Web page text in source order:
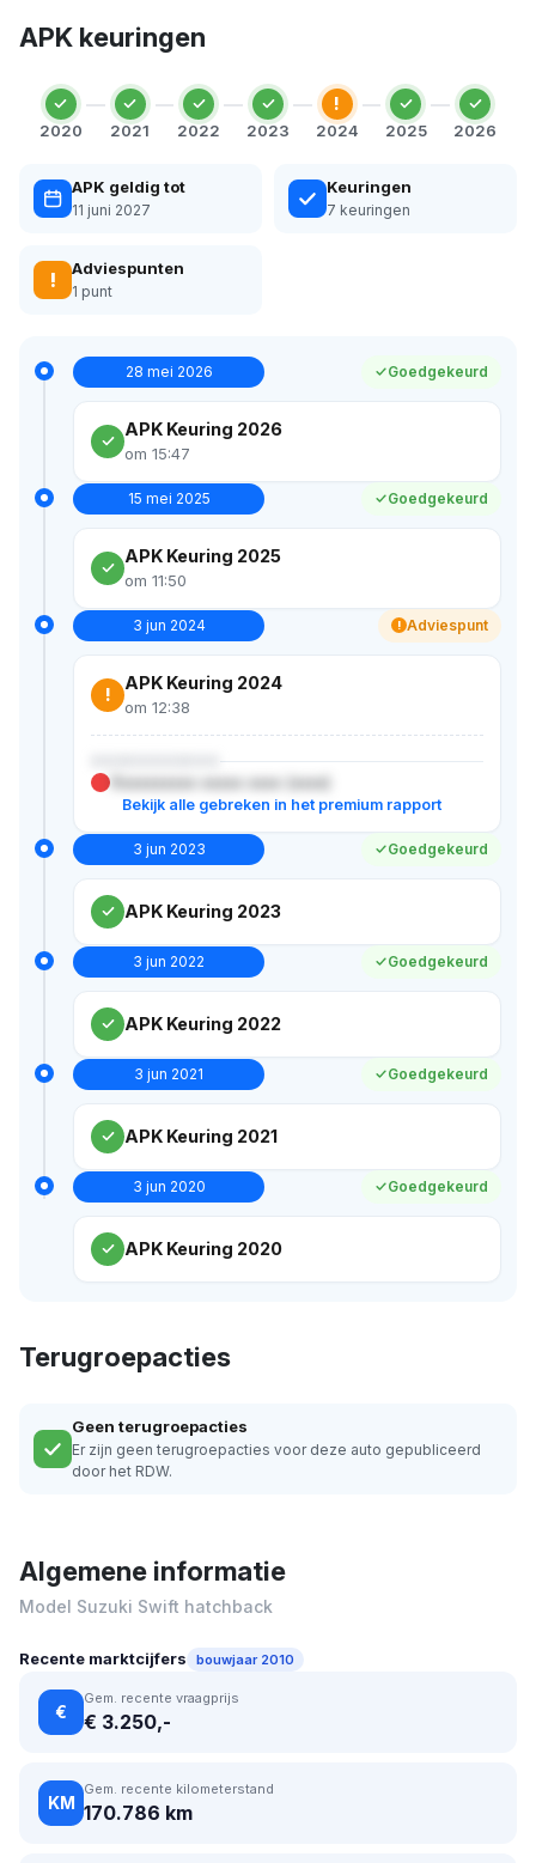
APK keuringen
2020 2021 2022 2023
!
2024 2025 2026
APK geldig tot
11 juni 2027
Keuringen
7 keuringen
! Adviespunten
1 punt
28 mei 2026 Goedgekeurd
APK Keuring 2026
om 15:47
15 mei 2025 Goedgekeurd
APK Keuring 2025
om 11:50
3 jun 2024 ! Adviespunt
!
APK Keuring 2024
om 12:38
Xxxxxxxxxx xxxxx xxxx (xxxx)
Bekijk alle gebreken in het premium rapport
3 jun 2023 Goedgekeurd
APK Keuring 2023
3 jun 2022 Goedgekeurd
APK Keuring 2022
3 jun 2021 Goedgekeurd
APK Keuring 2021
3 jun 2020 Goedgekeurd
APK Keuring 2020
Terugroepacties
Geen terugroepacties
Er zijn geen terugroepacties voor deze auto gepubliceerd
door het RDW.
Algemene informatie
Model Suzuki Swift hatchback
Recente marktcijfers bouwjaar 2010
€
Gem. recente vraagprijs
€ 3.250,-
KM
Gem. recente kilometerstand
170.786 km